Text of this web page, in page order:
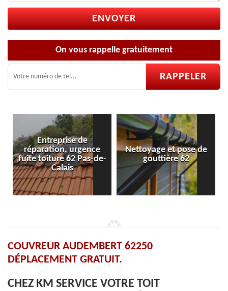
On vous rappelle gratuitement
Entreprise de
réparation, urgence
fuite toiture 62 Pas-de-
Calais
Nettoyage et pose de
gouttière 62
COUVREUR AUDEMBERT 62250
DÉPLACEMENT GRATUIT.
CHEZ KM SERVICE VOTRE TOIT